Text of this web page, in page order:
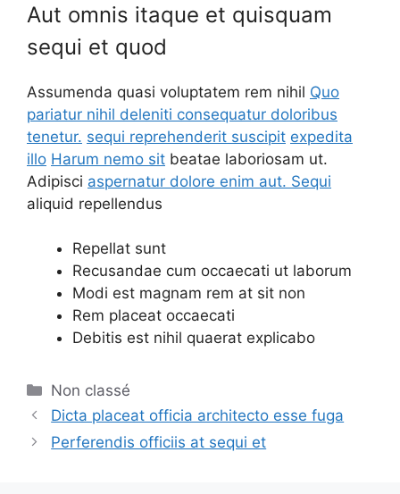
Aut omnis itaque et quisquam
sequi et quod
Assumenda quasi voluptatem rem nihil Quo
pariatur nihil deleniti consequatur doloribus
tenetur. sequi reprehenderit suscipit expedita
illo Harum nemo sit beatae laboriosam ut.
Adipisci aspernatur dolore enim aut. Sequi
aliquid repellendus
Repellat sunt
Recusandae cum occaecati ut laborum
Modi est magnam rem at sit non
Rem placeat occaecati
Debitis est nihil quaerat explicabo
Non classé
Dicta placeat officia architecto esse fuga
Perferendis officiis at sequi et